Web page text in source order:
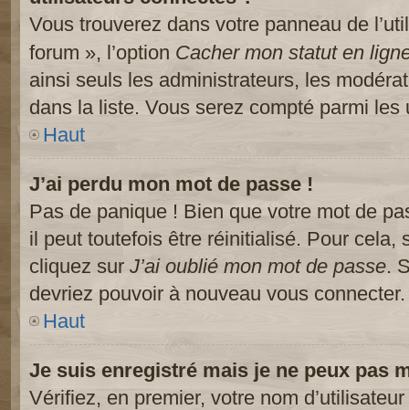
Vous trouverez dans votre panneau de
forum », l’option Cacher mon statut en
ainsi seuls les administrateurs, les
dans la liste. Vous serez compté parmi
Haut
J’ai perdu mon mot de passe !
Pas de panique ! Bien que votre mot de
il peut toutefois être réinitialisé. Pour cela,
cliquez sur J’ai oublié mon mot de passe.
devriez pouvoir à nouveau vous connecter.
Haut
Je suis enregistré mais je ne peux pas
Vérifiez, en premier, votre nom